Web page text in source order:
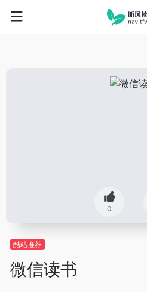
0
酷站推荐
微信读书